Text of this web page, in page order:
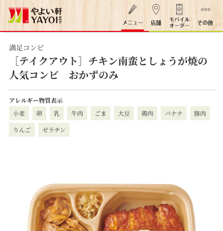
満足コンビ
［テイクアウト］チキン南蛮としょうが焼の
人気コンビ おかずのみ
アレルギー物質表示
小麦
卵 乳 牛肉 ごま 大豆 鶏肉 バナナ
豚肉
りんご
ゼラチン